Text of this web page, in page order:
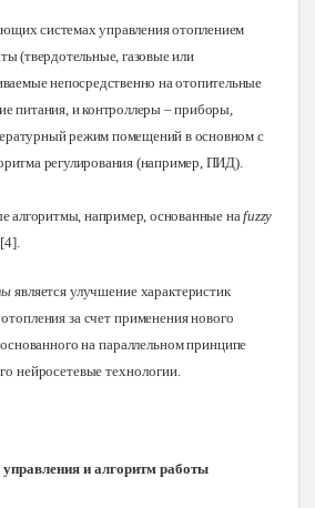
системах управления отоплением
(твердотельные, газовые или
непосредственно на отопительные
питания, и контроллеры – приборы,
режим помещений в основном с
регулирования (например, ПИД).
алгоритмы, например, основанные наfuzzy
является улучшение характеристик
за счет применения нового
на параллельном принципе
нейросетевые технологии.
и алгоритм работы